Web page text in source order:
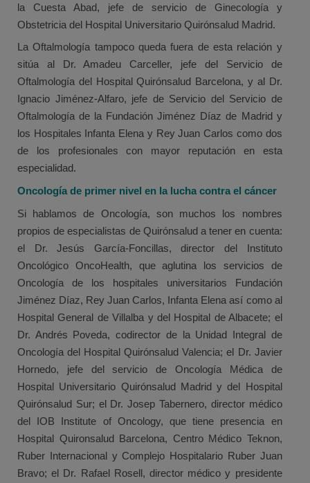
la Cuesta Abad, jefe de servicio de Ginecología y
Obstetricia del Hospital Universitario Quirónsalud Madrid.
La Oftalmología tampoco queda fuera de esta relación y
sitúa al Dr. Amadeu Carceller, jefe del Servicio de
Oftalmología del Hospital Quirónsalud Barcelona, y al Dr.
Ignacio Jiménez-Alfaro, jefe de Servicio del Servicio de
Oftalmología de la Fundación Jiménez Díaz de Madrid y
los Hospitales Infanta Elena y Rey Juan Carlos como dos
de los profesionales con mayor reputación en esta
especialidad.
Oncología de primer nivel en la lucha contra el cáncer
Si hablamos de Oncología, son muchos los nombres
propios de especialistas de Quirónsalud a tener en cuenta:
el Dr. Jesús García-Foncillas, director del Instituto
Oncológico OncoHealth, que aglutina los servicios de
Oncología de los hospitales universitarios Fundación
Jiménez Díaz, Rey Juan Carlos, Infanta Elena así como al
Hospital General de Villalba y del Hospital de Albacete; el
Dr. Andrés Poveda, codirector de la Unidad Integral de
Oncología del Hospital Quirónsalud Valencia; el Dr. Javier
Hornedo, jefe del servicio de Oncología Médica de
Hospital Universitario Quirónsalud Madrid y del Hospital
Quirónsalud Sur; el Dr. Josep Tabernero, director médico
del IOB Institute of Oncology, que tiene presencia en
Hospital Quironsalud Barcelona, Centro Médico Teknon,
Ruber Internacional y Complejo Hospitalario Ruber Juan
Bravo; el Dr. Rafael Rosell, director médico y presidente